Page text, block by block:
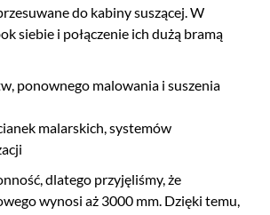
do kabiny suszącej. W
siebie i połączenie ich dużą bramą
ponownego malowania i suszenia
malarskich, systemów
dlatego przyjęliśmy, że
wynosi aż 3000 mm. Dzięki temu,